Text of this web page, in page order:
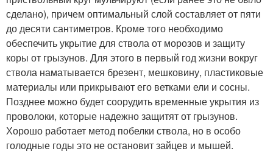
сделано), причем оптимальный слой составляет от пяти
до десяти сантиметров. Кроме того необходимо
обеспечить укрытие для ствола от морозов и защиту
коры от грызунов. Для этого в первый год жизни вокруг
ствола наматывается брезент, мешковину, пластиковые
материалы или прикрывают его ветками ели и сосны.
Позднее можно будет соорудить временные укрытия из
проволоки, которые надежно защитят от грызунов.
Хорошо работает метод побелки ствола, но в особо
голодные годы это не остановит зайцев и мышей.